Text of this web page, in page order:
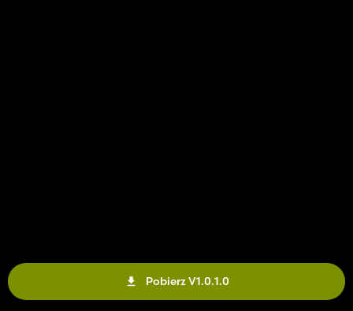
Pobierz V1.0.1.0